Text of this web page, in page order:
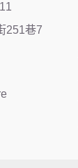
251巷7